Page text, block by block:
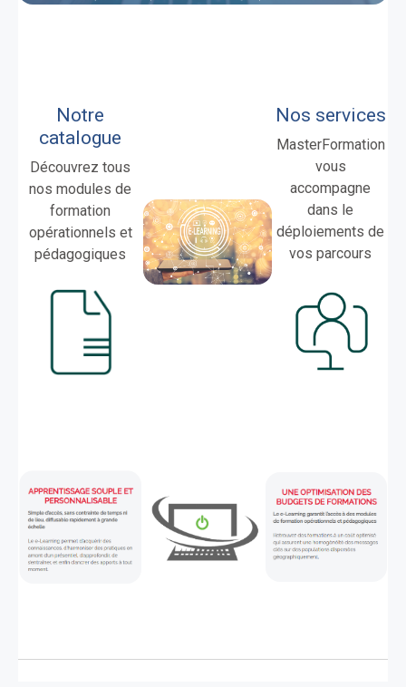
Notre
catalogue
Découvrez tous
nos modules de
formation
opérationnels et
pédagogiques
Nos services
MasterFormation
vous
accompagne
dans le
déploiements de
vos parcours